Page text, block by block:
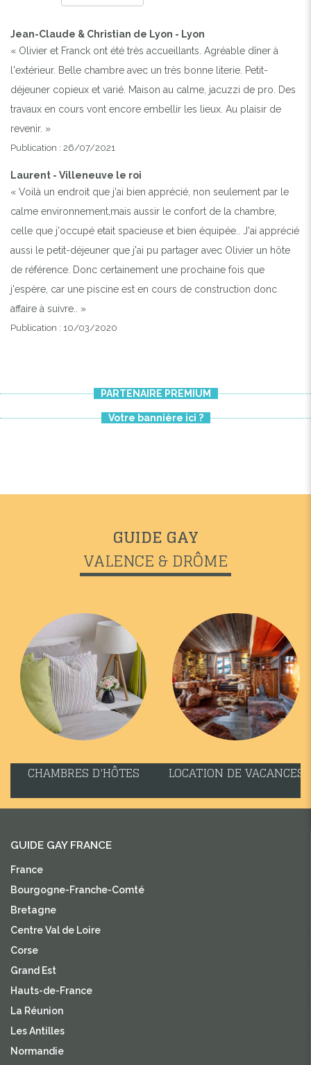
Jean-Claude & Christian de Lyon - Lyon
« Olivier et Franck ont été très accueillants. Agréable dîner à
l'extérieur. Belle chambre avec un très bonne literie. Petit-
déjeuner copieux et varié. Maison au calme, jacuzzi de pro. Des
travaux en cours vont encore embellir les lieux. Au plaisir de
revenir. »
Publication : 26/07/2021
Laurent - Villeneuve le roi
« Voilà un endroit que j'ai bien apprécié, non seulement par le
calme environnement,mais aussir le confort de la chambre,
celle que j'occupé etait spacieuse et bien équipée.. J'ai apprécié
aussi le petit-déjeuner que j'ai pu partager avec Olivier un hôte
de référence. Donc certainement une prochaine fois que
j'espère, car une piscine est en cours de construction donc
affaire à suivre.. »
Publication : 10/03/2020
PARTENAIRE PREMIUM
Votre bannière ici ?
GUIDE GAY
VALENCE & DRÔME
CHAMBRES D'HÔTES LOCATION DE VACANCES
GUIDE GAY FRANCE
France
Bourgogne-Franche-Comté
Bretagne
Centre Val de Loire
Corse
Grand Est
Hauts-de-France
La Réunion
Les Antilles
Normandie